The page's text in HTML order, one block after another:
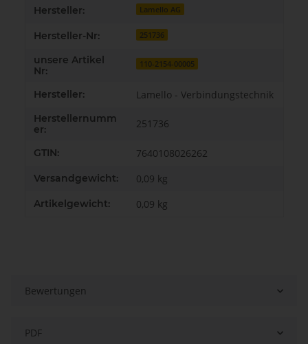
Hersteller: Lamello AG
Hersteller-Nr: 251736
unsere Artikel
Nr:
110-2154-00005
Hersteller: Lamello - Verbindungstechnik
Herstellernumm
er:
251736
GTIN: 7640108026262
Versandgewicht: 0,09 kg
Artikelgewicht: 0,09 kg
Bewertungen
PDF